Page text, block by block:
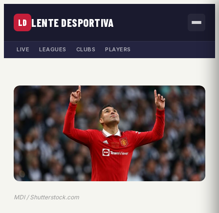
LD LENTE DESPORTIVA
LIVE LEAGUES CLUBS PLAYERS
MDI / Shutterstock.com